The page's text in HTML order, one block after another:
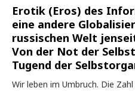
Erotik (Eros) des
eine andere
russischen Welt
Von der Not der
Tugend der
Wir leben im Umbruch. Die